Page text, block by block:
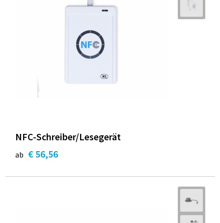
NFC-Schreiber/Lesegerät
ab € 56,56